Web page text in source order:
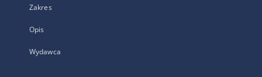
Zakres
Opis
Wydawca